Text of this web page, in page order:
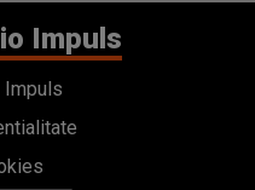
Impuls
Impuls